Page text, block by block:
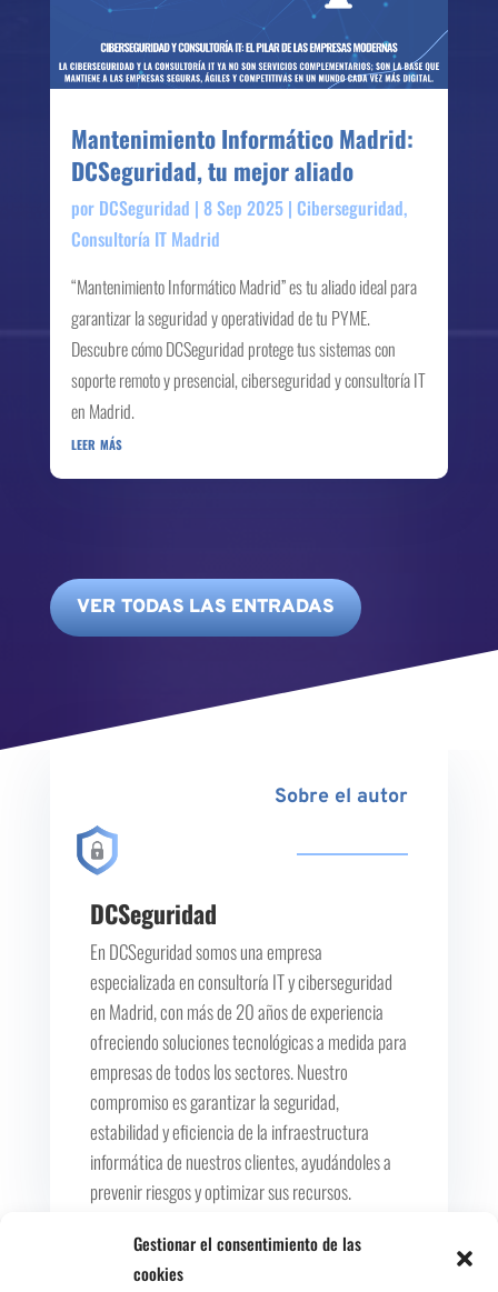
Gestionar el consentimiento de las
cookies
Mantenimiento Informático Madrid:
DCSeguridad, tu mejor aliado
por DCSeguridad | 8 Sep 2025| Ciberseguridad,
Consultoría IT Madrid
“Mantenimiento Informático Madrid” es tu aliado ideal para
garantizar la seguridad y operatividad de tu PYME.
Descubre cómo DCSeguridad protege tus sistemas con
soporte remoto y presencial, ciberseguridad y consultoría IT
en Madrid.
leer más
VER TODAS LAS ENTRADAS
Sobre el autor
DCSeguridad
En DCSeguridad somos una empresa
especializada en consultoría IT y ciberseguridad
en Madrid, con más de 20 años de experiencia
ofreciendo soluciones tecnológicas a medida para
empresas de todos los sectores. Nuestro
compromiso es garantizar la seguridad,
estabilidad y eficiencia de la infraestructura
informática de nuestros clientes, ayudándoles a
prevenir riesgos y optimizar sus recursos.